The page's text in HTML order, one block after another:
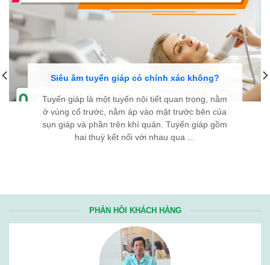
Siêu âm tuyến giáp có chính xác không?
Tuyến giáp là một tuyến nội tiết quan trọng, nằm
ở vùng cổ trước, nằm áp vào mặt trước bên của
sụn giáp và phần trên khí quản. Tuyến giáp gồm
hai thuỳ kết nối với nhau qua ...
PHẢN HỒI KHÁCH HÀNG